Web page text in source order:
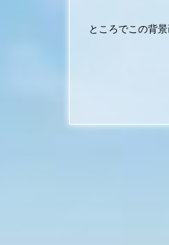
ところでこの背